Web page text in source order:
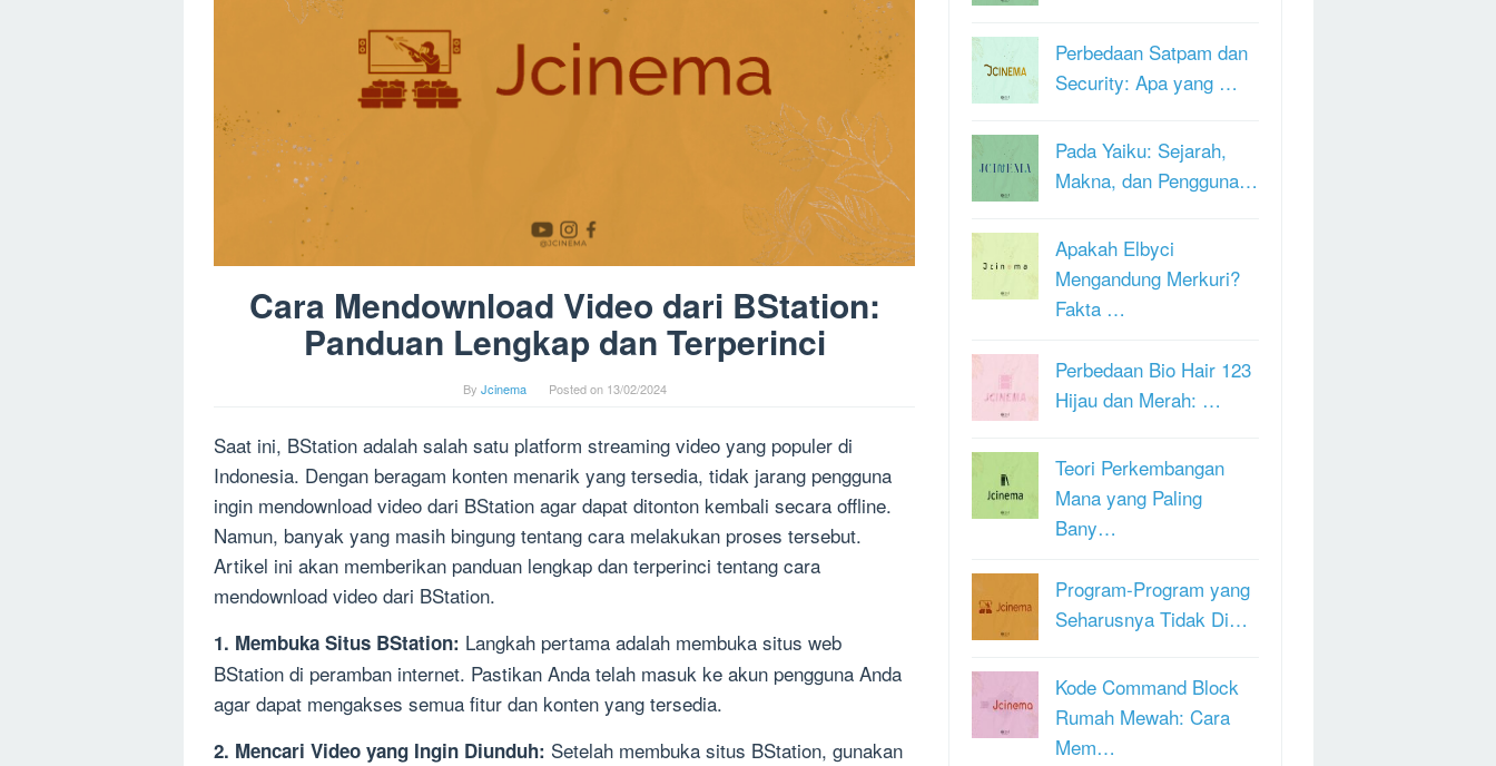
Cara Mendownload Video dari BStation:
Panduan Lengkap dan Terperinci
By Jcinema Posted on 13/02/2024
Saat ini, BStation adalah salah satu platform streaming video yang populer di
Indonesia. Dengan beragam konten menarik yang tersedia, tidak jarang pengguna
ingin mendownload video dari BStation agar dapat ditonton kembali secara offline.
Namun, banyak yang masih bingung tentang cara melakukan proses tersebut.
Artikel ini akan memberikan panduan lengkap dan terperinci tentang cara
mendownload video dari BStation.
1. Membuka Situs BStation: Langkah pertama adalah membuka situs web
BStation di peramban internet. Pastikan Anda telah masuk ke akun pengguna Anda
agar dapat mengakses semua fitur dan konten yang tersedia.
2. Mencari Video yang Ingin Diunduh: Setelah membuka situs BStation, gunakan
Perbedaan Satpam dan
Security: Apa yang …
Pada Yaiku: Sejarah,
Makna, dan Pengguna…
Apakah Elbyci
Mengandung Merkuri?
Fakta …
Perbedaan Bio Hair 123
Hijau dan Merah: …
Teori Perkembangan
Mana yang Paling
Bany…
Program-Program yang
Seharusnya Tidak Di…
Kode Command Block
Rumah Mewah: Cara
Mem…